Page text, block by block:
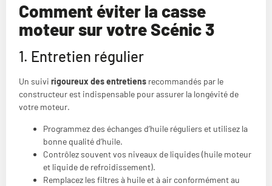
Comment éviter la casse
moteur sur votre Scénic 3
1. Entretien régulier
Un suivi rigoureux des entretiens recommandés par le
constructeur est indispensable pour assurer la longévité de
votre moteur.
Programmez des échanges d’huile réguliers et utilisez la
bonne qualité d’huile.
Contrôlez souvent vos niveaux de liquides (huile moteur
et liquide de refroidissement).
Remplacez les filtres à huile et à air conformément au